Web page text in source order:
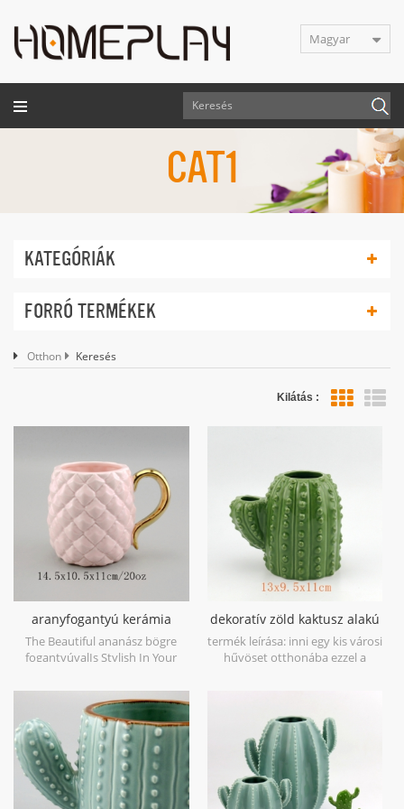
Magyar
CAT1
KATEGÓRIÁK
FORRÓ TERMÉKEK
Otthon Keresés
Kilátás :
aranyfogantyú kerámia
ananász bögre
The Beautiful ananász bögre
fogantyúvalIs Stylish In Your
dekoratív zöld kaktusz alakú
virágvázát
termék leírása: inni egy kis városi
hűvöset otthonába ezzel a
gyár gazdag tapasztalattal 2)
kiváló minőségű, de
versenyképes áron 3) időben
történő szállítás termékleírás: 1.
anyag: kőporcelína 2. méret: 13 *
9,5 * 11cm 3. szín: zöld 4.